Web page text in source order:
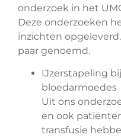
onderzoek in het
Deze onderzoeken
inzichten
paar genoemd.
IJzerstapeling
bloedarmoedes
Uit ons
en ook
transfusie